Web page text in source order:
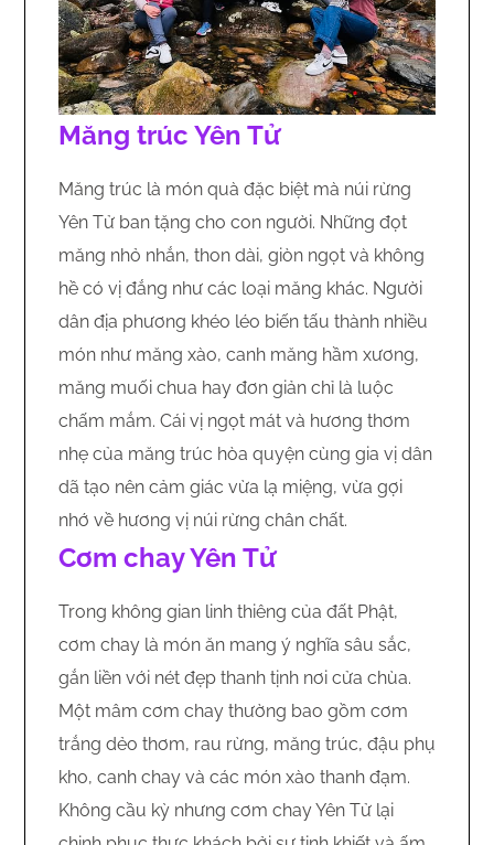
Măng trúc Yên Tử
Măng trúc là món quà đặc biệt mà núi rừng
Yên Tử ban tặng cho con người. Những đọt
măng nhỏ nhắn, thon dài, giòn ngọt và không
hề có vị đắng như các loại măng khác. Người
dân địa phương khéo léo biến tấu thành nhiều
món như măng xào, canh măng hầm xương,
măng muối chua hay đơn giản chỉ là luộc
chấm mắm. Cái vị ngọt mát và hương thơm
nhẹ của măng trúc hòa quyện cùng gia vị dân
dã tạo nên cảm giác vừa lạ miệng, vừa gợi
nhớ về hương vị núi rừng chân chất.
Cơm chay Yên Tử
Trong không gian linh thiêng của đất Phật,
cơm chay là món ăn mang ý nghĩa sâu sắc,
gắn liền với nét đẹp thanh tịnh nơi cửa chùa.
Một mâm cơm chay thường bao gồm cơm
trắng dẻo thơm, rau rừng, măng trúc, đậu phụ
kho, canh chay và các món xào thanh đạm.
Không cầu kỳ nhưng cơm chay Yên Tử lại